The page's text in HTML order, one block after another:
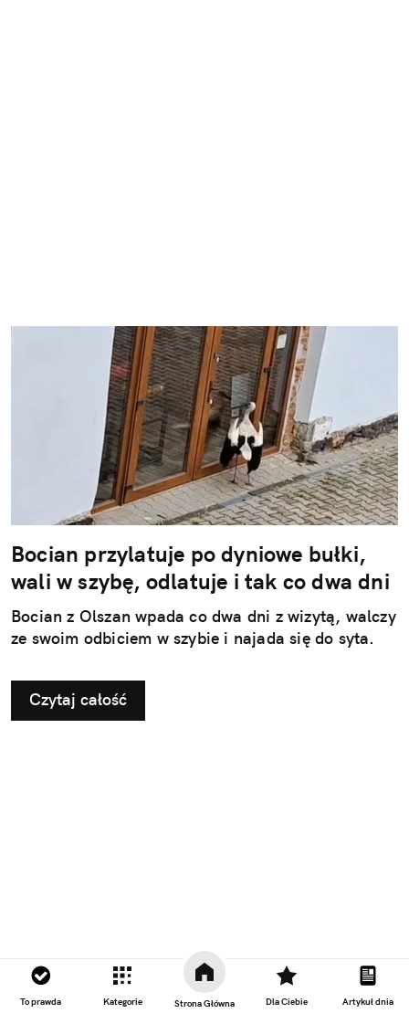
To prawda Kategorie Strona Główna Dla Ciebie Artykuł dnia
Bocian przylatuje po dyniowe bułki,
wali w szybę, odlatuje i tak co dwa dni
Bocian z Olszan wpada co dwa dni z wizytą, walczy
ze swoim odbiciem w szybie i najada się do syta.
Czytaj całość